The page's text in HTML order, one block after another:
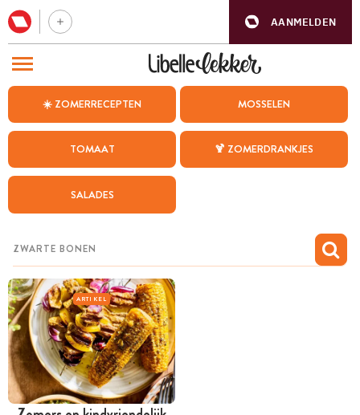
AANMELDEN
☀️ ZOMERRECEPTEN MOSSELEN
TOMAAT 🍹 ZOMERDRANKJES
SALADES
ARTIKEL
BEZOEK ONZE ANDERE WEBSITES
WEEKMENU
CHAT MET MAIA
MIJN BEWAARDE RECEPTEN